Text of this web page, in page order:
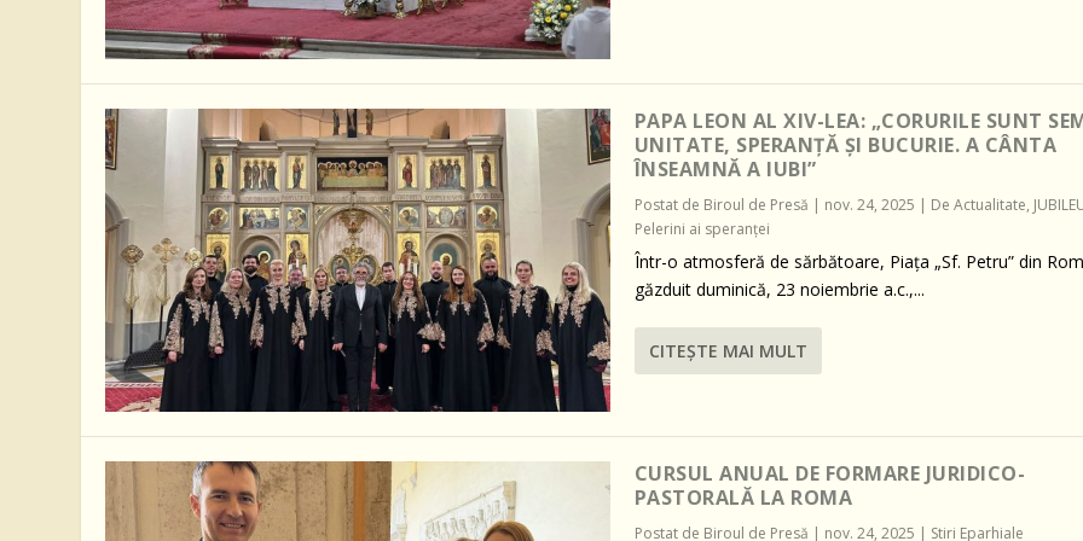
PAPA LEON AL XIV-LEA: „CORURILE SUNT
UNITATE, SPERANȚĂ ȘI BUCURIE. A CÂNTA
ÎNSEAMNĂ A IUBI”
Postat de Biroul de Presă | nov. 24, 2025 | De Actualitate,
Pelerini ai speranței
Într-o atmosferă de sărbătoare, Piața „Sf. Petru” din
găzduit duminică, 23 noiembrie a.c.,...
CITEŞTE MAI MULT
CURSUL ANUAL DE FORMARE JURIDICO-
PASTORALĂ LA ROMA
Postat de Biroul de Presă | nov. 24, 2025 | Stiri Eparhiale